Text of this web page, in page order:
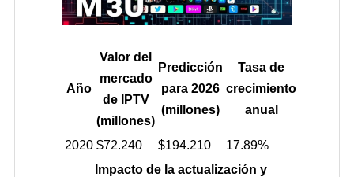
Año
Valor del
mercado
de IPTV
(millones)
Predicción
para 2026
(millones)
Tasa de
crecimiento
anual
2020 $72.240 $194.210
17.89%
Impacto de la actualización y